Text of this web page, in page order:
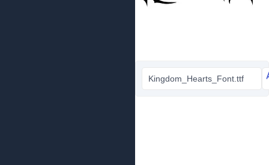
Kingdom_Hearts_Font.ttf